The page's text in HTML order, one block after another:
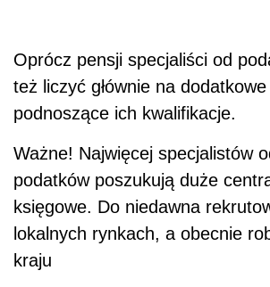
Oprócz pensji specjaliści od
też liczyć głównie na dodatkowe
podnoszące ich kwalifikacje.
Ważne! Najwięcej specjalistów
podatków poszukują duże
księgowe. Do niedawna
lokalnych rynkach, a obecnie
kraju